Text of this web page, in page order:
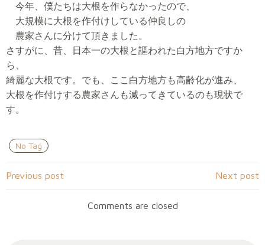
今年、僕たちは大根を作らなかったので、
大規模に大根を作付けしている仲良しの
農家さんに分けて頂きました。
さすがに、昔、日本一の大根と謳われた白方地方ですか
ら、
綺麗な大根です。でも、ここ白方地方も高齢化が進み、
大根を作付けする農家さんも減ってきているのも現状で
す。
No Tag
Post
navigation
Previous post
navigation
Next post
Comments are closed